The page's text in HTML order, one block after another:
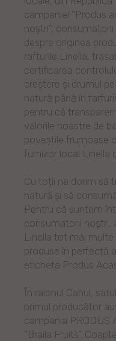
campaniei ”Produs
noștri”,
despre originea
rafturile Linella,
certificarea
creștere și drumul
natură până în
pentru că
valorile noastre de
poveștile frumoase
furnizor local Linella
Cu toții ne dorim să
natură și să
Pentru că suntem
consumatorii noștri,
Linella tot mai
produse în perfectă
eticheta Produs
În raionul Cahul,
primul producător
campania PRODUS
“Braila Fruits”.